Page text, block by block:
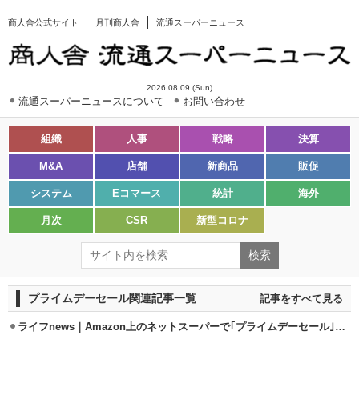
商人舎公式サイト 月刊商人舎 流通スーパーニュース
2026.08.09 (Sun)
流通スーパーニュースについて お問い合わせ
組織 人事 戦略 決算
M&A 店舗 新商品 販促
システム Eコマース 統計 海外
月次 CSR 新型コロナ
プライムデーセール関連記事一覧 記事をすべて見る
ライフnews｜Amazon上のネットスーパーで｢プライムデーセール｣開催